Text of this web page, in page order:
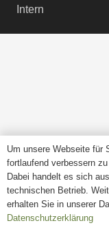
Intern
Um unsere Webseite für
fortlaufend verbessern
Dabei handelt es sich
technischen Betrieb.
erhalten Sie in unserer
Datenschutzerklärung